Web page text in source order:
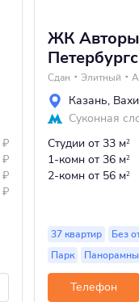
₽
₽
₽
₽
ЖК
Сдан Элитный
Казань,
Суконная
Студии от 33 м2
1-комн от 36 м2
2-комн от 56 м2
37 квартир
Без
Парк
Телефон